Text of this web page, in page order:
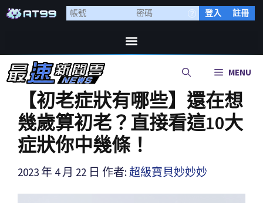
登入 註冊
MENU
【初老症狀有哪些】還在想
幾歲算初老？直接看這10大
症狀你中幾條！
2023 年 4 月 22 日 作者: 超級寶貝妙妙妙